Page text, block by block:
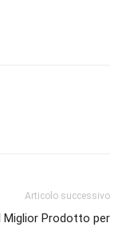
Articolo successivo
Il Miglior Prodotto per